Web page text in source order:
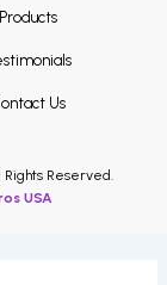
Products
Us
Rights Reserved.
USA